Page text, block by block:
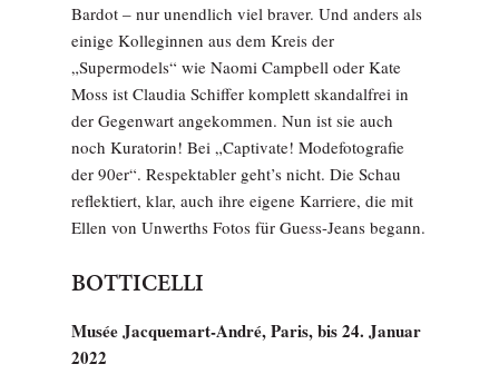
Bardot – nur unendlich viel braver. Und anders als
einige Kolleginnen aus dem Kreis der
„Supermodels“ wie Naomi Campbell oder Kate
Moss ist Claudia Schiffer komplett skandalfrei in
der Gegenwart angekommen. Nun ist sie auch
noch Kuratorin! Bei „Captivate! Modefotografie
der 90er“. Respektabler geht’s nicht. Die Schau
reflektiert, klar, auch ihre eigene Karriere, die mit
Ellen von Unwerths Fotos für Guess-Jeans begann.
BOTTICELLI
Musée Jacquemart-André, Paris, bis 24. Januar
2022